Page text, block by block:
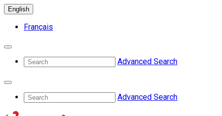
English
Français
Advanced Search
Advanced Search